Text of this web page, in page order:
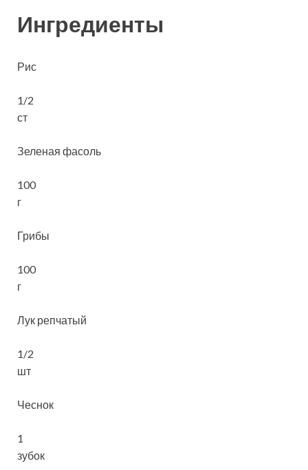
Ингредиенты
Рис
1/2
ст
Зеленая фасоль
100
г
Грибы
100
г
Лук репчатый
1/2
шт
Чеснок
1
зубок